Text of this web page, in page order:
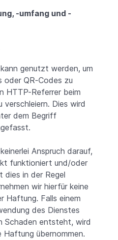
-umfang und -
genutzt werden, um
oder QR-Codes zu
HTTP-Referrer beim
Dies wird
dem Begriff
Anspruch darauf,
funktioniert und/oder
dies in der Regel
wir hierfür keine
Haftung. Falls einem
des Dienstes
Schaden entsteht, wird
Haftung übernommen.